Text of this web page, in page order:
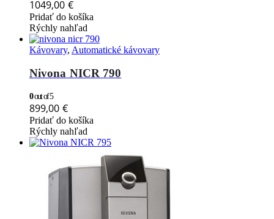
1049,00 €
Pridať do košíka
Rýchly nahľad
Kávovary, Automatické kávovary
Nivona NICR 790
0out of 5
899,00 €
Pridať do košíka
Rýchly nahľad